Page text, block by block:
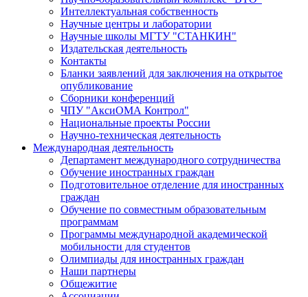
Интеллектуальная собственность
Научные центры и лаборатории
Научные школы МГТУ "СТАНКИН"
Издательская деятельность
Контакты
Бланки заявлений для заключения на открытое
опубликование
Сборники конференций
ЧПУ "АксиОМА Контрол"
Национальные проекты России
Научно-техническая деятельность
Международная деятельность
Департамент международного сотрудничества
Обучение иностранных граждан
Подготовительное отделение для иностранных
граждан
Обучение по совместным образовательным
программам
Программы международной академической
мобильности для студентов
Олимпиады для иностранных граждан
Наши партнеры
Общежитие